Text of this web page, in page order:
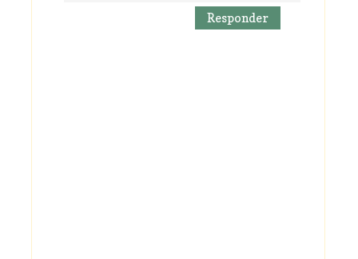
Responder